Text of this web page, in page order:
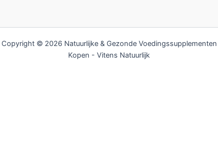
Copyright © 2026 Natuurlijke & Gezonde Voedingssupplementen
Kopen - Vitens Natuurlijk